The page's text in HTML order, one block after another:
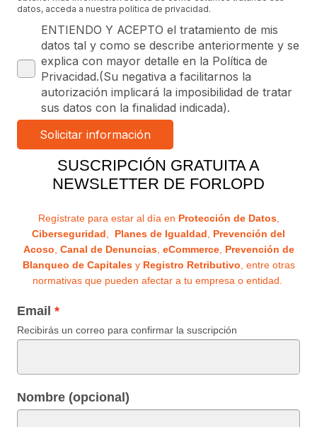
datos, acceda a nuestra política de privacidad.
ENTIENDO Y ACEPTO el tratamiento de mis
datos tal y como se describe anteriormente y se
explica con mayor detalle en la Política de
Privacidad.(Su negativa a facilitarnos la
autorización implicará la imposibilidad de tratar
sus datos con la finalidad indicada).
SUSCRIPCIÓN GRATUITA A
NEWSLETTER DE FORLOPD
Regístrate para estar al día en Protección de Datos,
Ciberseguridad
Planes de Igualdad
Prevención del
Acoso Canal de Denuncias, eCommerce, Prevención de
Blanqueo de Capitalesy Registro Retributivo , entre otras
normativas que pueden afectar a tu empresa o entidad.
Email
Recibirás un correo para confirmar la suscripción
Nombre (opcional)